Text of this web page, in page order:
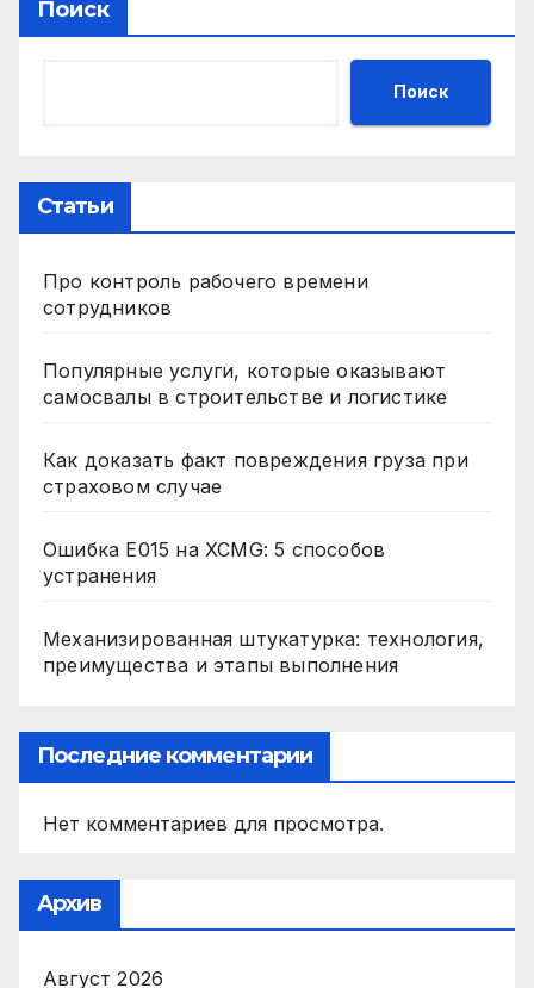
Поиск
Поиск
Статьи
Про контроль рабочего времени
сотрудников
Популярные услуги, которые оказывают
самосвалы в строительстве и логистике
Как доказать факт повреждения груза при
страховом случае
Ошибка E015 на XCMG: 5 способов
устранения
Механизированная штукатурка: технология,
преимущества и этапы выполнения
Последние комментарии
Нет комментариев для просмотра.
Архив
Август 2026